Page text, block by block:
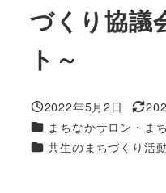
づくり協議
ト～
投稿日
2022年5月2日
更新日
カテゴリー
まちなかサロン・ま
カテゴリー
共生のまちづくり活